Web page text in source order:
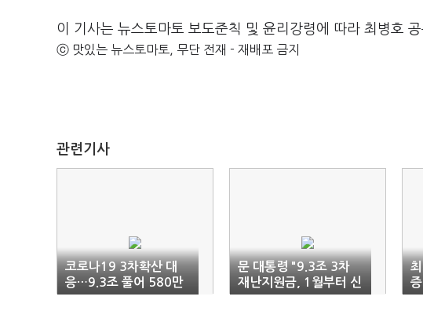
이 기사는 뉴스토마토 보도준칙 및 윤리강령에 따라 최병호
ⓒ 맛있는 뉴스토마토, 무단 전재 - 재배포 금지
관련기사
코로나19 3차확산 대
응…9.3조 풀어 580만
명 지원
문 대통령 "9.3조 3차
재난지원금, 1월부터 신
속 집행"